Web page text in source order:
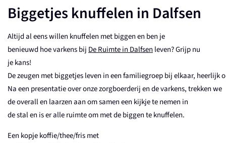
Biggetjes knuffelen in Dalfsen
Altijdaleenswillen knuffelen met biggen en ben je
benieuwdhoevarkensbijDe Ruimte in Dalfsenleven?Grijpnu
jekans!
Dezeugen metbiggetjesleven ineenfamiliegroepbijelkaar, heerlijk
Naeen presentatieoveronzezorgboerderijendevarkens,trekkenwe
de overallen laarzenaanomsameneen kijkjetenemen in
destalen is er alleruimteom met de biggenteknuffelen.
Een kopjekoffie/thee/frismet